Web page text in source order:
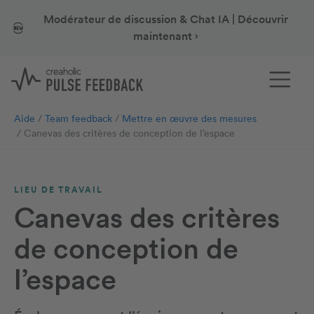
Modérateur de discussion & Chat IA | Découvrir
maintenant ›
Aide Team feedback
Mettre en œuvre des mesures
Canevas des critères de conception de l’espace
LIEU DE TRAVAIL
Canevas des critères
de conception de
l’espace